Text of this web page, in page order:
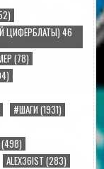
ЦИФЕРБЛАТЫ) 46
(78)
#ШАГИ (1931)
(498)
ALEX36IST (283)